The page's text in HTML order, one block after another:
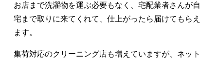
お店まで洗濯物を運ぶ必要もなく、宅配業者さんが自
宅まで取りに来てくれて、仕上がったら届けてもらえ
ます。
集荷対応のクリーニング店も増えていますが、ネット